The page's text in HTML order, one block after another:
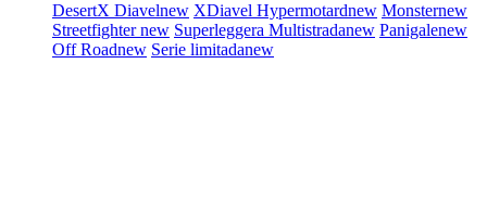
DesertX Diavelnew XDiavel Hypermotardnew Monsternew
Streetfighternew Superleggera Multistradanew Panigalenew
Off Roadnew Serie limitadanew